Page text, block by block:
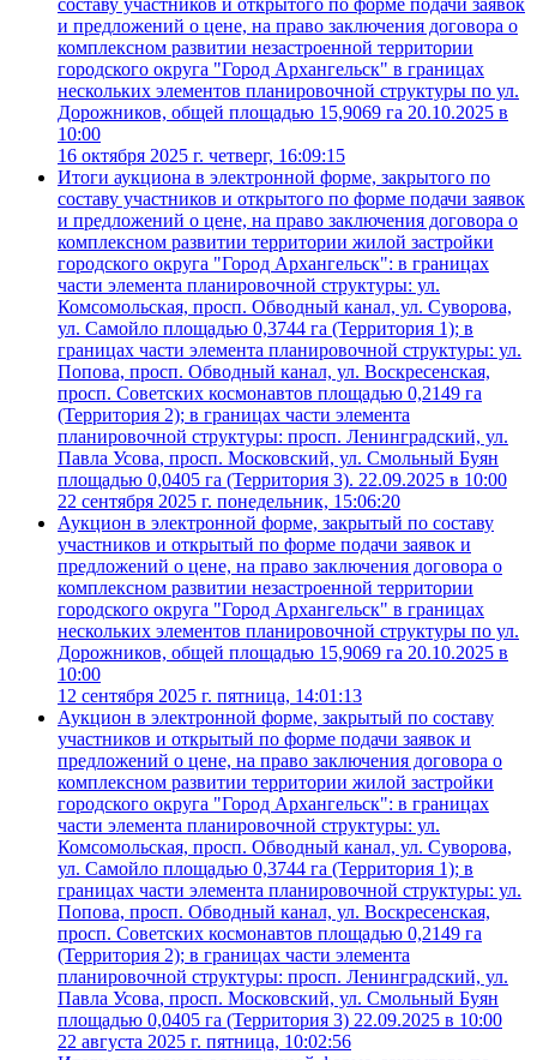
составу участников и открытого по форме подачи заявок
и предложений о цене, на право заключения договора о
комплексном развитии незастроенной территории
городского округа "Город Архангельск" в границах
нескольких элементов планировочной структуры по ул.
Дорожников, общей площадью 15,9069 га 20.10.2025 в
10:00
16 октября 2025 г. четверг, 16:09:15
Итоги аукциона в электронной форме, закрытого по
составу участников и открытого по форме подачи заявок
и предложений о цене, на право заключения договора о
комплексном развитии территории жилой застройки
городского округа "Город Архангельск": в границах
части элемента планировочной структуры: ул.
Комсомольская, просп. Обводный канал, ул. Суворова,
ул. Самойло площадью 0,3744 га (Территория 1); в
границах части элемента планировочной структуры: ул.
Попова, просп. Обводный канал, ул. Воскресенская,
просп. Советских космонавтов площадью 0,2149 га
(Территория 2); в границах части элемента
планировочной структуры: просп. Ленинградский, ул.
Павла Усова, просп. Московский, ул. Смольный Буян
площадью 0,0405 га (Территория 3). 22.09.2025 в 10:00
22 сентября 2025 г. понедельник, 15:06:20
Аукцион в электронной форме, закрытый по составу
участников и открытый по форме подачи заявок и
предложений о цене, на право заключения договора о
комплексном развитии незастроенной территории
городского округа "Город Архангельск" в границах
нескольких элементов планировочной структуры по ул.
Дорожников, общей площадью 15,9069 га 20.10.2025 в
10:00
12 сентября 2025 г. пятница, 14:01:13
Аукцион в электронной форме, закрытый по составу
участников и открытый по форме подачи заявок и
предложений о цене, на право заключения договора о
комплексном развитии территории жилой застройки
городского округа "Город Архангельск": в границах
части элемента планировочной структуры: ул.
Комсомольская, просп. Обводный канал, ул. Суворова,
ул. Самойло площадью 0,3744 га (Территория 1); в
границах части элемента планировочной структуры: ул.
Попова, просп. Обводный канал, ул. Воскресенская,
просп. Советских космонавтов площадью 0,2149 га
(Территория 2); в границах части элемента
планировочной структуры: просп. Ленинградский, ул.
Павла Усова, просп. Московский, ул. Смольный Буян
площадью 0,0405 га (Территория 3) 22.09.2025 в 10:00
22 августа 2025 г. пятница, 10:02:56